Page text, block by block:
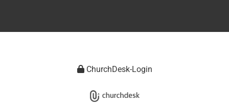
ChurchDesk-Login